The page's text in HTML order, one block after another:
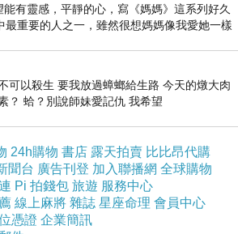
看喔!
歲的小朋友，
界試用包》
按鈕↓↓↓
有靈感，平靜的心，寫《媽媽》這系列好久
最重要的人之一，雖然很想媽媽像我愛她一樣
可以殺生 要我放過蟑螂給生路 今天的燉大肉
？ 蛤？別說師妹愛記仇 我希望
24h購物 書店 露天拍賣 比比昂代購
聞台 廣告刊登 加入聯播網 全球購物
Pi 拍錢包 旅遊 服務中心
線上麻將 雜誌 星座命理 會員中心
憑證 企業簡訊